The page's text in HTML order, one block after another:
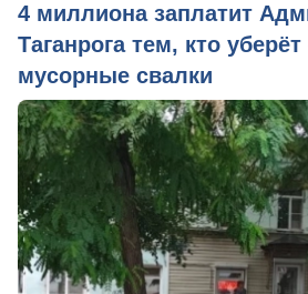
4 миллиона заплатит
Таганрога тем, кто
мусорные свалки